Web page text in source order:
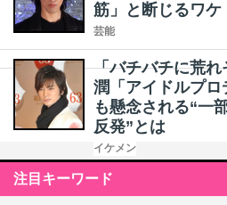
筋」と断じるワケ
芸能
「バチバチに荒
潤「アイドルプ
も懸念される“一
反発”とは
イケメン
注目キーワード